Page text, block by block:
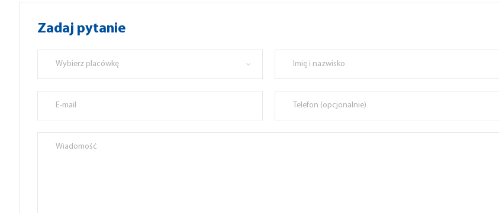
Zadaj pytanie
Wybierz placówkę